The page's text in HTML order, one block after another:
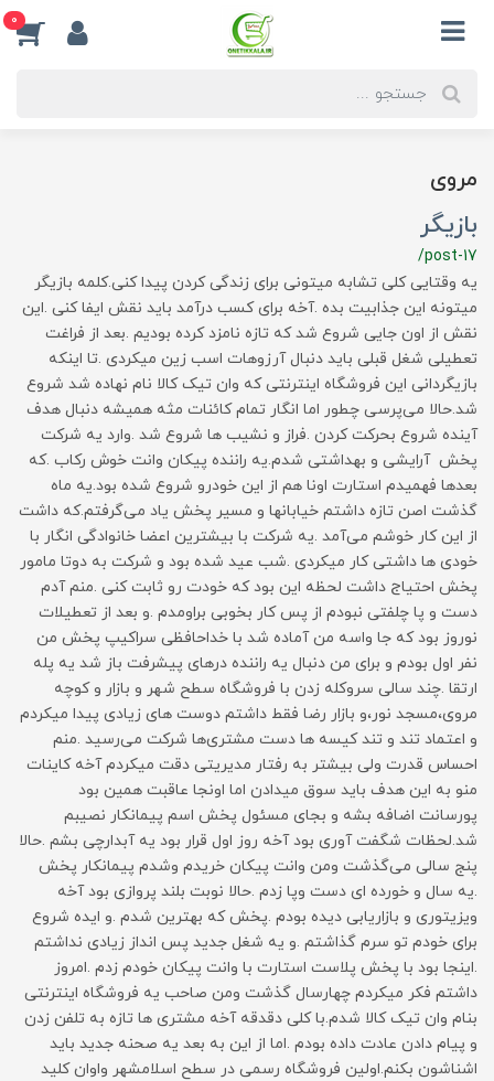
0
مروی
بازیگر
/post-17
یه وقتایی کلی تشابه میتونی برای زندگی کردن پیدا کنی.کلمه بازیگر
میتونه این جذابیت بده .آخه برای کسب درآمد باید نقش ایفا کنی .این
نقش از اون جایی شروع شد که تازه نامزد کرده بودیم .بعد از فراغت
تعطیلی شغل قبلی باید دنبال آرزوهات اسب زین میکردی .تا اینکه
بازیگردانی این فروشگاه اینترنتی که وان تیک کالا نام نهاده شد شروع
شد.حالا می‌پرسی چطور اما انگار تمام کائنات مثه همیشه دنبال هدف
آینده شروع بحرکت کردن .فراز و نشیب ها شروع شد .وارد یه شرکت
پخش آرایشی و بهداشتی شدم.یه راننده پیکان وانت خوش رکاب .که
بعدها فهمیدم استارت اونا هم از این خودرو شروع شده بود.یه ماه
گذشت اصن تازه داشتم خیابانها و مسیر پخش یاد می‌گرفتم.که داشت
از این کار خوشم می‌آمد .یه شرکت با بیشترین اعضا خانوادگی انگار با
خودی ها داشتی کار میکردی .شب عید شده بود و شرکت به دوتا مامور
پخش احتیاج داشت لحظه این بود که خودت رو ثابت کنی .منم آدم
دست و پا چلفتی نبودم از پس کار بخوبی براومدم .و بعد از تعطیلات
نوروز بود که جا واسه من آماده شد با خداحافظی سراکیپ پخش من
نفر اول بودم و برای من دنبال یه راننده درهای پیشرفت باز شد یه پله
ارتقا .چند سالی سروکله زدن با فروشگاه سطح شهر و بازار و کوچه
مروی،مسجد نور،و بازار رضا فقط داشتم دوست های زیادی پیدا میکردم
و اعتماد تند و تند کیسه ها دست مشتری‌ها شرکت می‌رسید .منم
احساس قدرت ولی بیشتر به رفتار مدیریتی دقت میکردم آخه کاینات
منو به این هدف باید سوق میدادن اما اونجا عاقبت همین بود
پورسانت اضافه بشه و بجای مسئول پخش اسم پیمانکار نصیبم
شد.لحظات شگفت آوری بود آخه روز اول قرار بود یه آبدارچی بشم .حالا
پنج سالی می‌گذشت ومن وانت پیکان خریدم وشدم پیمانکار پخش
.یه سال و خورده ای دست وپا زدم .حالا نوبت بلند پروازی بود آخه
ویزیتوری و بازاریابی دیده بودم .پخش که بهترین شدم .و ایده شروع
برای خودم تو سرم گذاشتم .و یه شغل جدید پس انداز زیادی نداشتم
.اینجا بود با پخش پلاست استارت با وانت پیکان خودم زدم .امروز
داشتم فکر میکردم چهارسال گذشت ومن صاحب یه فروشگاه اینترنتی
بنام وان تیک کالا شدم.با کلی دقدقه آخه مشتری ها تازه به تلفن زدن
و پیام دادن عادت داده بودم .اما از این به بعد یه صحنه جدید باید
اشناشون بکنم.اولین فروشگاه رسمی در سطح اسلامشهر واوان کلید